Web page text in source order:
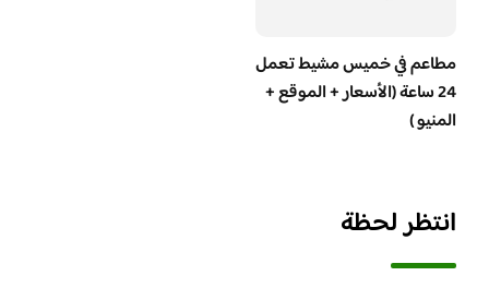
مطاعم في خميس مشيط تعمل
24 ساعة (الأسعار + الموقع +
المنيو )
انتظر لحظة